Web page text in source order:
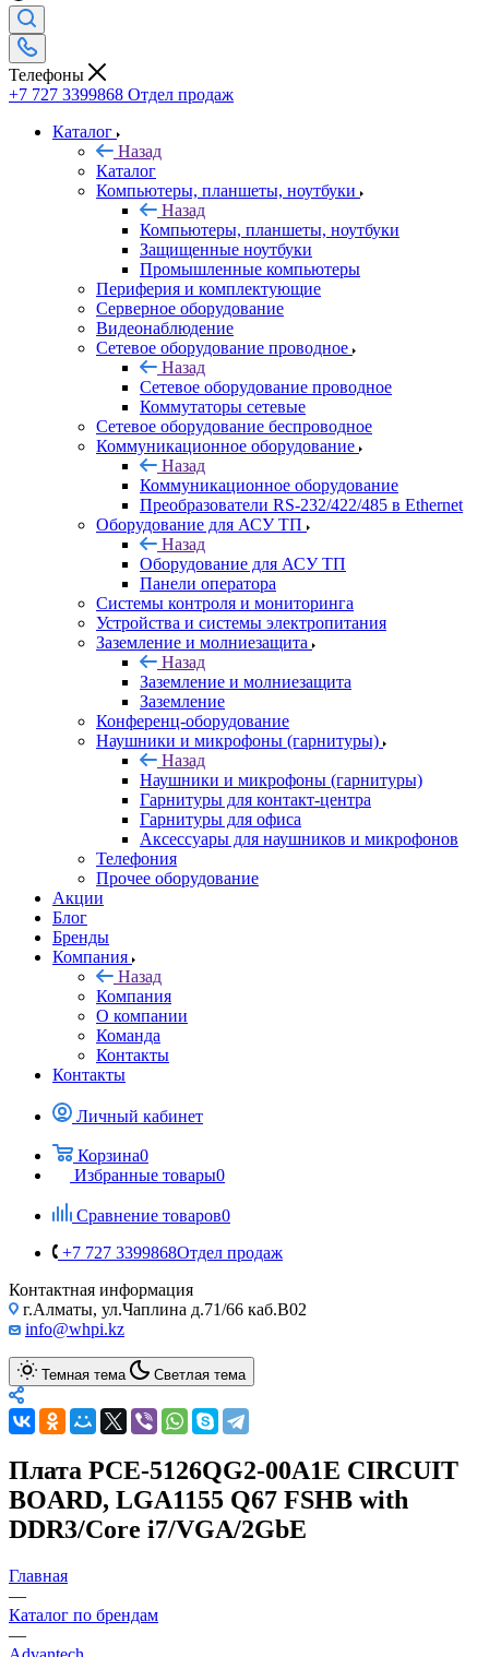
Телефоны
+7 727 3399868 Отдел продаж
Каталог
Назад
Каталог
Компьютеры, планшеты, ноутбуки
Назад
Компьютеры, планшеты, ноутбуки
Защищенные ноутбуки
Промышленные компьютеры
Периферия и комплектующие
Серверное оборудование
Видеонаблюдение
Сетевое оборудование проводное
Назад
Сетевое оборудование проводное
Коммутаторы сетевые
Сетевое оборудование беспроводное
Коммуникационное оборудование
Назад
Коммуникационное оборудование
Преобразователи RS-232/422/485 в Ethernet
Оборудование для АСУ ТП
Назад
Оборудование для АСУ ТП
Панели оператора
Системы контроля и мониторинга
Устройства и системы электропитания
Заземление и молниезащита
Назад
Заземление и молниезащита
Заземление
Конференц-оборудование
Наушники и микрофоны (гарнитуры)
Назад
Наушники и микрофоны (гарнитуры)
Гарнитуры для контакт-центра
Гарнитуры для офиса
Аксессуары для наушников и микрофонов
Телефония
Прочее оборудование
Акции
Блог
Бренды
Компания
Назад
Компания
О компании
Команда
Контакты
Контакты
Личный кабинет
Корзина0
Избранные товары0
Сравнение товаров0
+7 727 3399868Отдел продаж
Контактная информация
г.Алматы, ул.Чаплина д.71/66 каб.B02
info@whpi.kz
Темная тема Светлая тема
Плата PCE-5126QG2-00A1E CIRCUIT
BOARD, LGA1155 Q67 FSHB with
DDR3/Core i7/VGA/2GbE
Главная
—
Каталог по брендам
—